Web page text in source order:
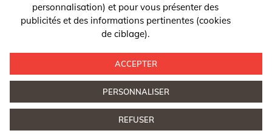
personnalisation) et pour vous présenter des
publicités et des informations pertinentes (cookies
de ciblage).
ACCEPTER
PERSONNALISER
REFUSER
Compte
Vous avez des questions, des remarques ou des
suggestions ?
Contactez-nous
Suivez-nous
- © 2026 Tacante. Tous droits réservés
Conception